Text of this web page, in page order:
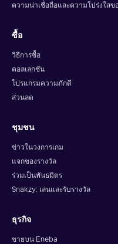
ความน่าเชื่อถือและความโปร่งใสข
ซื้อ
วิธีการซื้อ
คอลเลกชัน
โปรแกรมความภักดี
ส่วนลด
ชุมชน
ข่าวในวงการเกม
แจกของรางวัล
ร่วมเป็นพันธมิตร
Snakzy: เล่นและรับรางวัล
ธุรกิจ
ขายบน Eneba